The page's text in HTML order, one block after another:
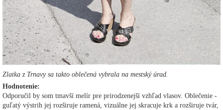
Zlatka z Trnavy sa takto oblečená vybrala na mestský úrad.
Hodnotenie:
Odporučil by som tmavší melír pre prirodzenejší vzhľad vlasov. Oblečenie -
guľatý výstrih jej rozširuje ramená, vizuálne jej skracuje krk a rozširuje tvár,